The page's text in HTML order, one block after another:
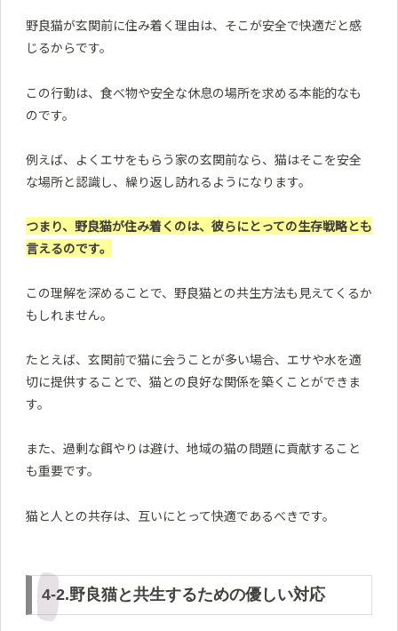
野良猫が玄関前に住み着く理由は、そこが安全で快適だと感
じるからです。
この行動は、食べ物や安全な休息の場所を求める本能的なも
のです。
例えば、よくエサをもらう家の玄関前なら、猫はそこを安全
な場所と認識し、繰り返し訪れるようになります。
つまり、野良猫が住み着くのは、彼らにとっての生存戦略とも
言えるのです。
この理解を深めることで、野良猫との共生方法も見えてくるか
もしれません。
たとえば、玄関前で猫に会うことが多い場合、エサや水を適
切に提供することで、猫との良好な関係を築くことができま
す。
また、過剰な餌やりは避け、地域の猫の問題に貢献すること
も重要です。
猫と人との共存は、互いにとって快適であるべきです。
4-2.野良猫と共生するための優しい対応